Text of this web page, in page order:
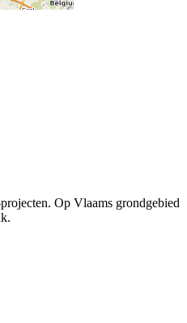
Op Vlaams grondgebied